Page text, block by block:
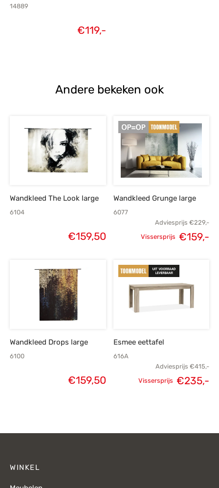
14889
€119,-
Andere bekeken ook
Wandkleed The Look large
6104
€159,50
Wandkleed Grunge large
6077
Adviesprijs €229,-
prijs was:
€229,-.
Vissersprijs €159,-
Wandkleed Drops large
6100
€159,50
Esmee eettafel
616A
Adviesprijs €415,-
Vissersprijs €235,-
WINKEL